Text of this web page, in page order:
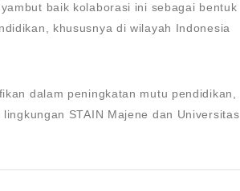
baik kolaborasi ini sebagai bentuk
khususnya di wilayah Indonesia
dalam peningkatan mutu pendidikan,
STAIN Majene dan Universitas